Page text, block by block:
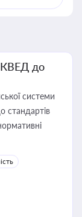
КВЕД до
системи
стандартів